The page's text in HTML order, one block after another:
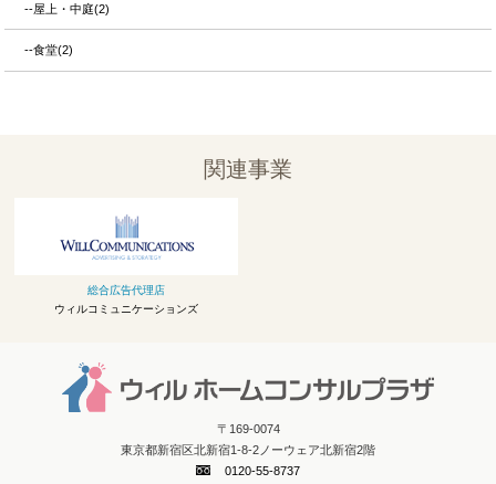
--屋上・中庭(2)
--食堂(2)
関連事業
総合広告代理店
ウィルコミュニケーションズ
〒169-0074
東京都新宿区北新宿1-8-2ノーウェア北新宿2階
0120-55-8737